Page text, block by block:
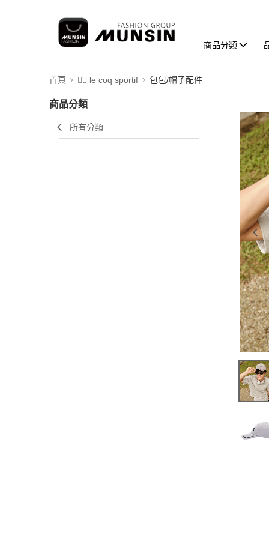
商品分類
首頁 🚴‍♂️ le coq sportif 包包/帽子配件
商品分類
所有分類